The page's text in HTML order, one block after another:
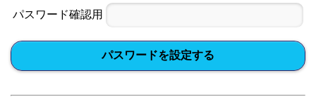
パスワード確認用
パスワードを設定する